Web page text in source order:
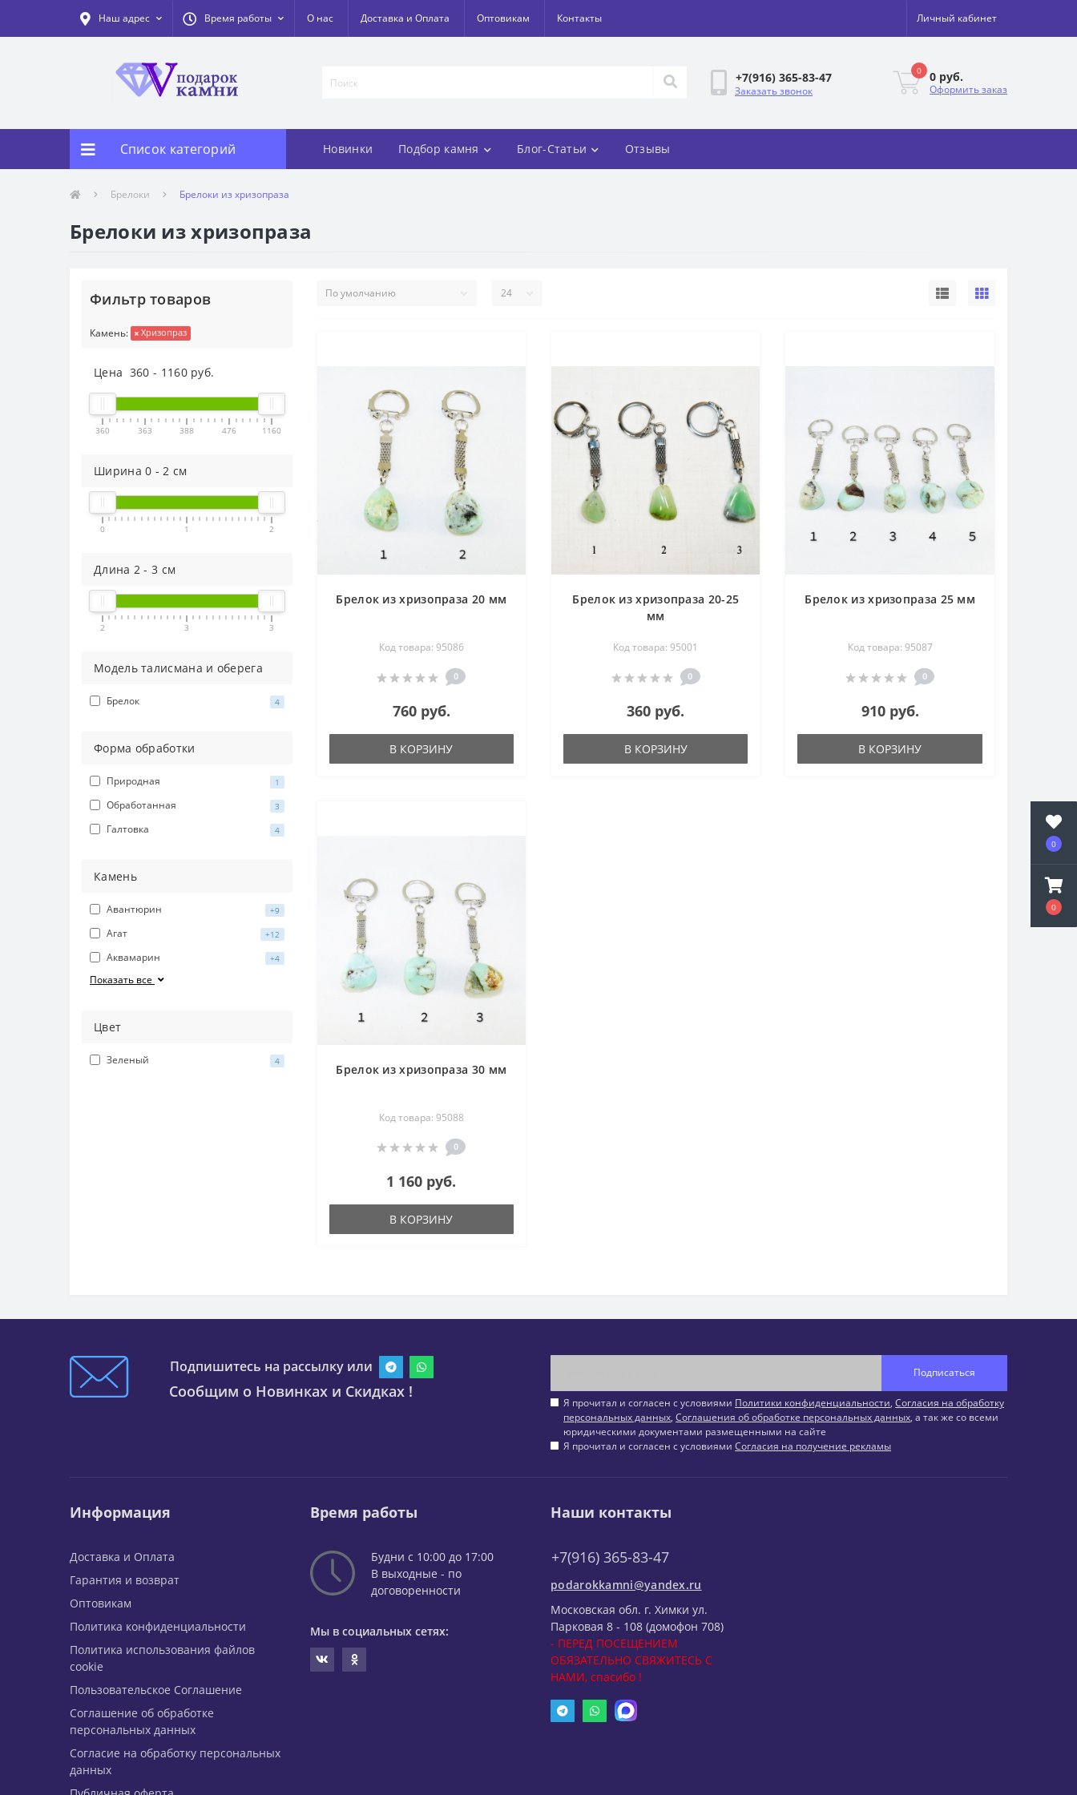
0
0
Наш адрес Время работы О нас Доставка и Оплата Оптовикам Контакты Личный кабинет
+7(916) 365-83-47
Заказать звонок
0 0 руб.
Оформить заказ
Список категорий Новинки Подбор камня Блог-Статьи Отзывы
Брелоки Брелоки из хризопраза
Брелоки из хризопраза
Фильтр товаров
Камень: Хризопраз
Цена 360 - 1160руб.
360 363 388 476 1160
Ширина0 -2 см
0 1 2
Длина 2 -3 см
2 3 3
Модель талисмана и оберега
Брелок 4
Форма обработки
Природная 1
Обработанная 3
Галтовка 4
Камень
Авантюрин +9
Агат +12
Аквамарин +4
Показать все
Цвет
Зеленый 4
Брелок из хризопраза 20 мм
Код товара: 95086
0
760 руб.
В КОРЗИНУ
Брелок из хризопраза 20-25
мм
Код товара: 95001
0
360 руб.
В КОРЗИНУ
Брелок из хризопраза 25 мм
Код товара: 95087
0
910 руб.
В КОРЗИНУ
Брелок из хризопраза 30 мм
Код товара: 95088
0
1 160 руб.
В КОРЗИНУ
Подпишитесь на рассылку или
Сообщим о Новинках и Скидках !
Подписаться
Я прочитал и согласен с условиями Политики конфиденциальности, Согласия на обработку
персональных данных, Соглашения об обработке персональных данных, а так же со всеми
юридическими документами размещенными на сайте
Я прочитал и согласен с условиями Согласия на получение рекламы
Информация
Доставка и Оплата
Гарантия и возврат
Оптовикам
Политика конфиденциальности
Политика использования файлов
cookie
Пользовательское Соглашение
Соглашение об обработке
персональных данных
Согласие на обработку персональных
данных
Время работы
Будни с 10:00 до 17:00
В выходные - по
договоренности
Мы в социальных сетях:
Наши контакты
+7(916) 365-83-47
podarokkamni@yandex.ru
Московская обл. г. Химки ул.
Парковая 8 - 108 (домофон 708)
- ПЕРЕД ПОСЕЩЕНИЕМ
ОБЯЗАТЕЛЬНО СВЯЖИТЕСЬ С
НАМИ, спасибо !